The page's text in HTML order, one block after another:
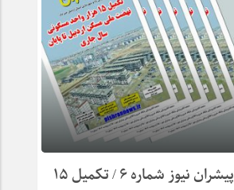
صفحه الکترونیکی پیشران نیوز شماره ۶ / تکمیل ۱۵